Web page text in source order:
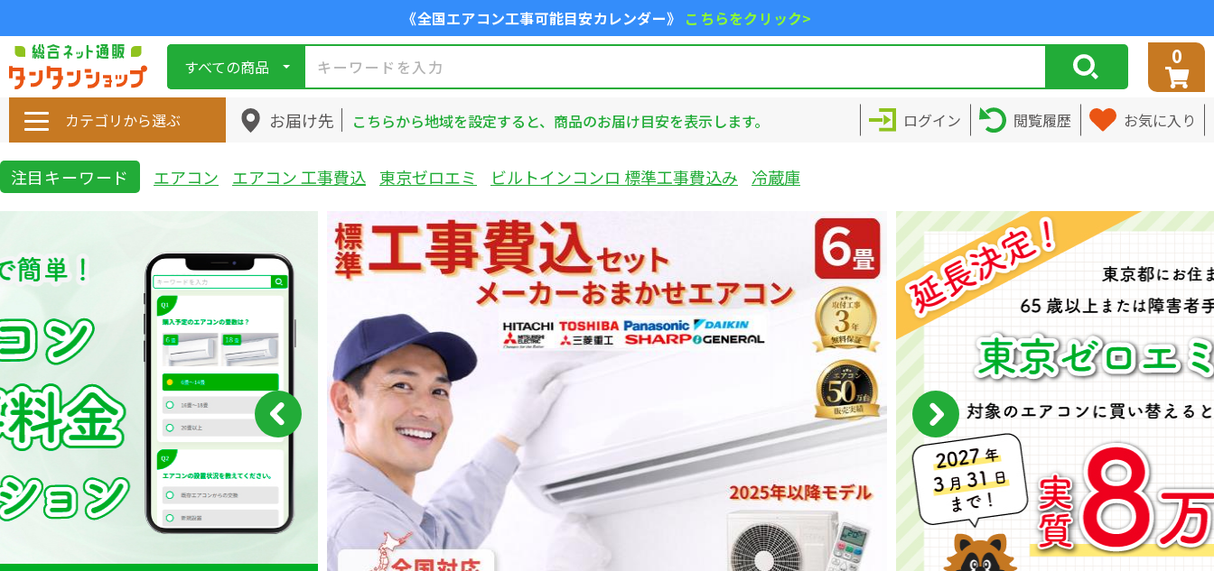
《全国エアコン工事可能目安カレンダー》 こちらをクリック>
すべての商品 0
カテゴリから選ぶ お届け先 こちらから地域を設定すると、商品のお届け目安を表示します。 ログイン 閲覧履歴 お気に入り
注目キーワード エアコン エアコン 工事費込 東京ゼロエミ ビルトインコンロ 標準工事費込み 冷蔵庫